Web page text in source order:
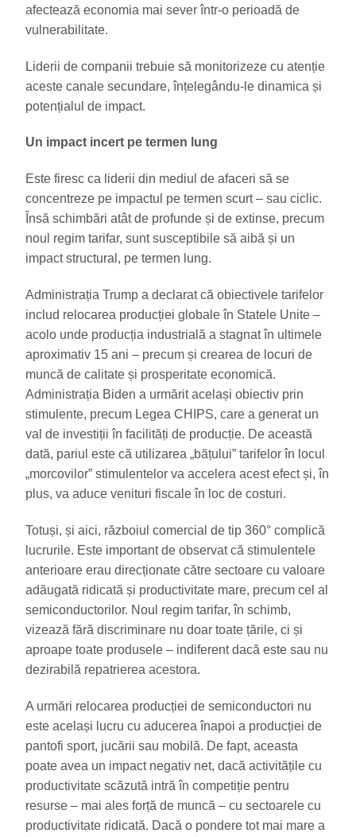
afectează economia mai sever într-o perioadă de
vulnerabilitate.
Liderii de companii trebuie să monitorizeze cu atenție
aceste canale secundare, înțelegându-le dinamica și
potențialul de impact.
Un impact incert pe termen lung
Este firesc ca liderii din mediul de afaceri să se
concentreze pe impactul pe termen scurt – sau ciclic.
Însă schimbări atât de profunde și de extinse, precum
noul regim tarifar, sunt susceptibile să aibă și un
impact structural, pe termen lung.
Administrația Trump a declarat că obiectivele tarifelor
includ relocarea producției globale în Statele Unite –
acolo unde producția industrială a stagnat în ultimele
aproximativ 15 ani – precum și crearea de locuri de
muncă de calitate și prosperitate economică.
Administrația Biden a urmărit același obiectiv prin
stimulente, precum Legea CHIPS, care a generat un
val de investiții în facilități de producție. De această
dată, pariul este că utilizarea „bățului” tarifelor în locul
„morcovilor” stimulentelor va accelera acest efect și, în
plus, va aduce venituri fiscale în loc de costuri.
Totuși, și aici, războiul comercial de tip 360° complică
lucrurile. Este important de observat că stimulentele
anterioare erau direcționate către sectoare cu valoare
adăugată ridicată și productivitate mare, precum cel al
semiconductorilor. Noul regim tarifar, în schimb,
vizează fără discriminare nu doar toate țările, ci și
aproape toate produsele – indiferent dacă este sau nu
dezirabilă repatrierea acestora.
A urmări relocarea producției de semiconductori nu
este același lucru cu aducerea înapoi a producției de
pantofi sport, jucării sau mobilă. De fapt, aceasta
poate avea un impact negativ net, dacă activitățile cu
productivitate scăzută intră în competiție pentru
resurse – mai ales forță de muncă – cu sectoarele cu
productivitate ridicată. Dacă o pondere tot mai mare a